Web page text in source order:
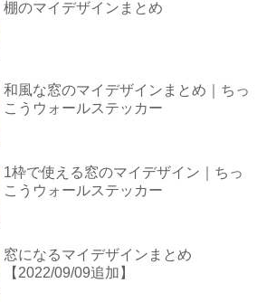
棚のマイデザインまとめ
和風な窓のマイデザインまとめ｜ちっ
こうウォールステッカー
1枠で使える窓のマイデザイン｜ちっ
こうウォールステッカー
窓になるマイデザインまとめ
【2022/09/09追加】